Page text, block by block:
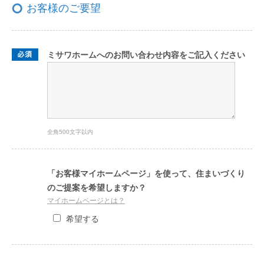
お客様のご要望
ミサワホームへのお問い合わせ内容をご記入ください
全角500文字以内
「お客様マイホームページ」を使って、住まいづくり
のご提案を希望しますか？
マイホームページとは？
希望する